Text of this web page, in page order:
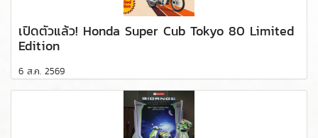
เปิดตัวแล้ว! Honda Super Cub Tokyo 80 Limited
Edition
6 ส.ค. 2569